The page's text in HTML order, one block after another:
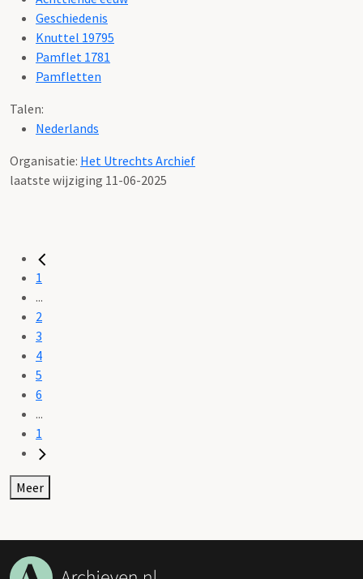
Geschiedenis
Knuttel 19795
Pamflet 1781
Pamfletten
Talen:
Nederlands
Organisatie: Het Utrechts Archief
laatste wijziging 11-06-2025
1
...
2
3
4
5
6
...
1
Meer